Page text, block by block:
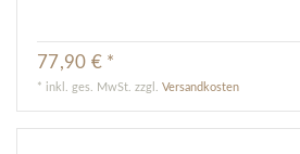
77,90 € *
* inkl. ges. MwSt. zzgl.Versandkosten